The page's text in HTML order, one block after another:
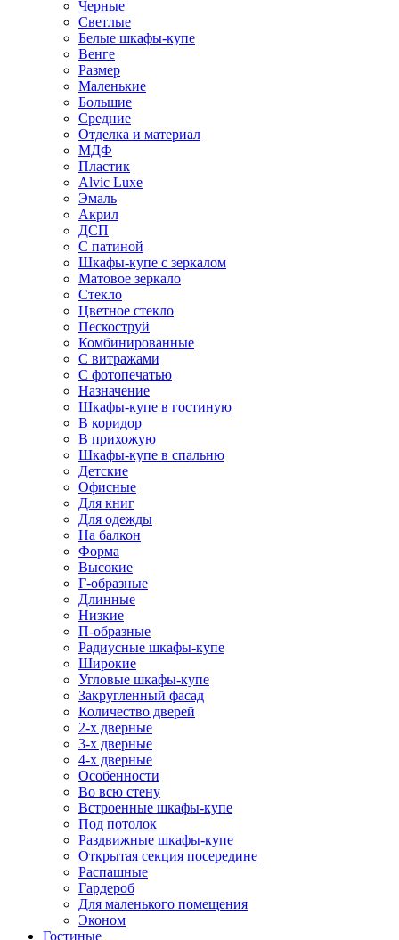
Черные
Светлые
Белые шкафы-купе
Венге
Размер
Маленькие
Большие
Средние
Отделка и материал
МДФ
Пластик
Alvic Luxe
Эмаль
Акрил
ДСП
С патиной
Шкафы-купе с зеркалом
Матовое зеркало
Стекло
Цветное стекло
Пескоструй
Комбинированные
С витражами
С фотопечатью
Назначение
Шкафы-купе в гостиную
В коридор
В прихожую
Шкафы-купе в спальню
Детские
Офисные
Для книг
Для одежды
На балкон
Форма
Высокие
Г-образные
Длинные
Низкие
П-образные
Радиусные шкафы-купе
Широкие
Угловые шкафы-купе
Закругленный фасад
Количество дверей
2-х дверные
3-х дверные
4-х дверные
Особенности
Во всю стену
Встроенные шкафы-купе
Под потолок
Раздвижные шкафы-купе
Открытая секция посередине
Распашные
Гардероб
Для маленького помещения
Эконом
Гостиные